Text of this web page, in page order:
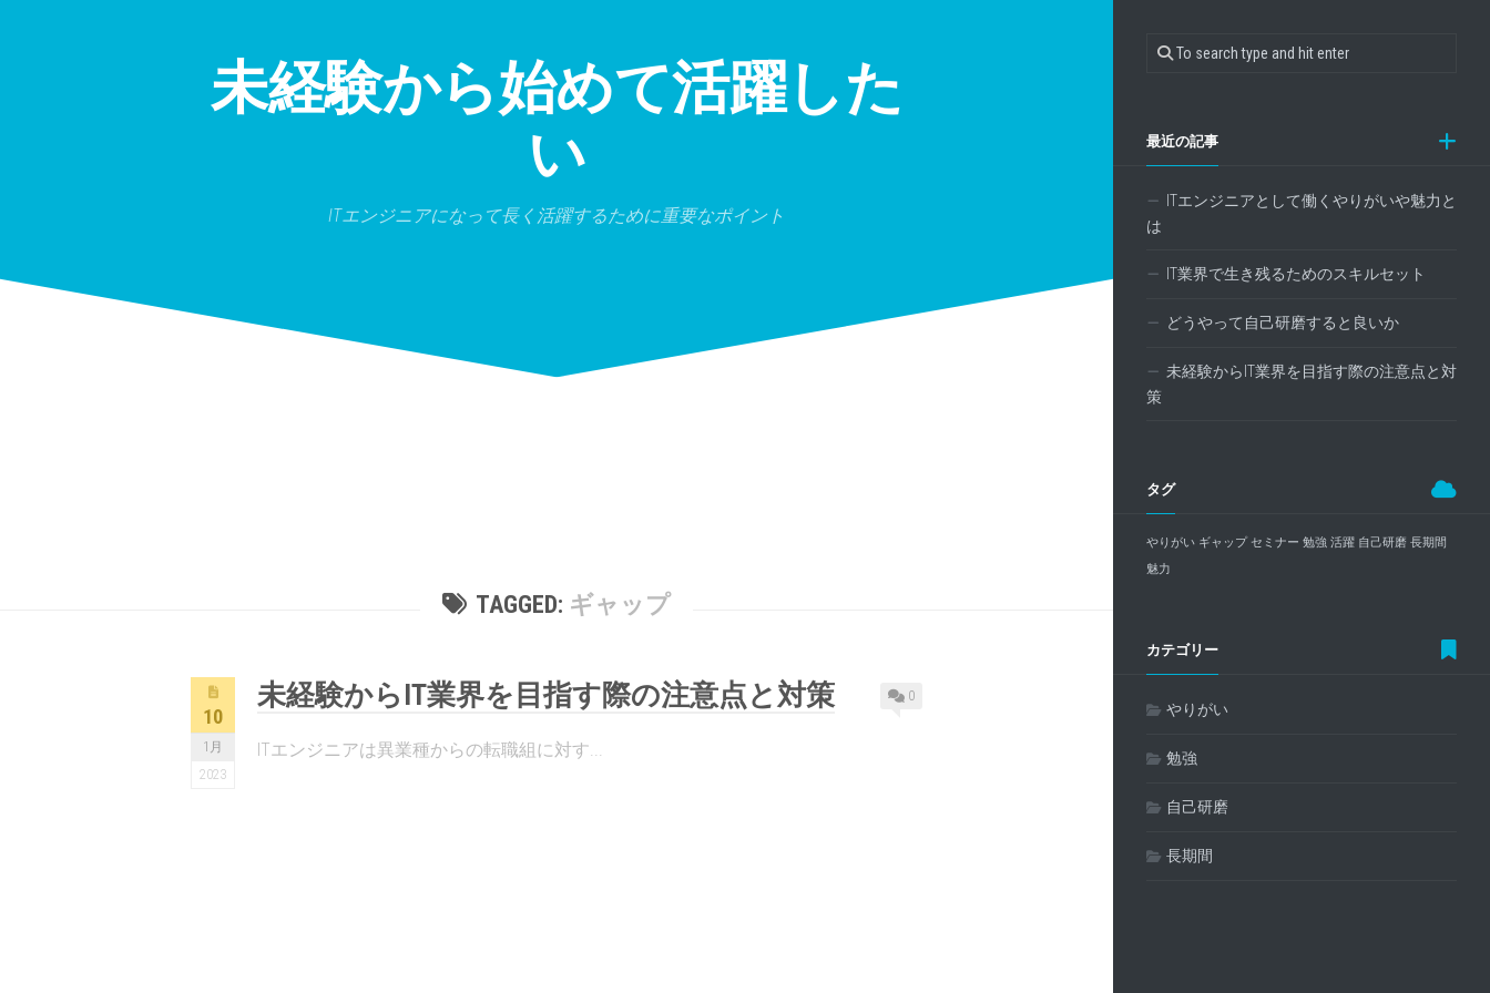
未経験から始めて活躍した
い
ITエンジニアになって長く活躍するために重要なポイント
TAGGED: ギャップ
10
1月
2023
0
未経験からIT業界を目指す際の注意点と対策
ITエンジニアは異業種からの転職組に対す...
最近の記事
ITエンジニアとして働くやりがいや魅力と
は
IT業界で生き残るためのスキルセット
どうやって自己研磨すると良いか
未経験からIT業界を目指す際の注意点と対
策
タグ
やりがい ギャップ セミナー 勉強 活躍 自己研磨 長期間
魅力
カテゴリー
やりがい
勉強
自己研磨
長期間